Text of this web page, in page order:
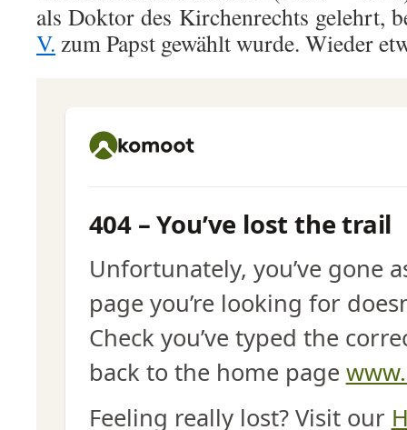
als Doktor des Kirchenrechts gelehrt,
V. zum Papst gewählt wurde. Wieder